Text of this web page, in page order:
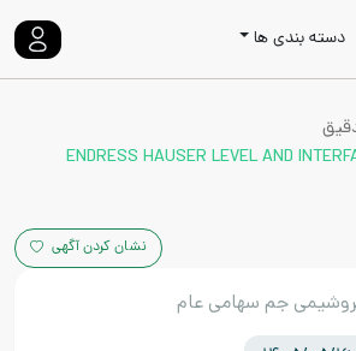
دسته بندی ها
ENDRESS HAUSER LEVEL AND
نشان کردن آگهی
جم سهامی عام